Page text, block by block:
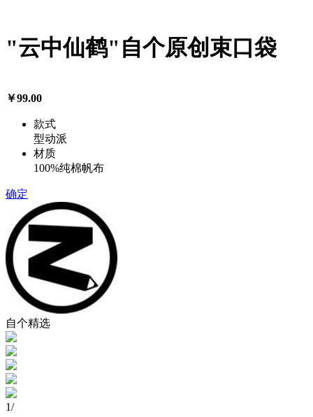
"云中仙鹤"自个原创束口袋
￥99.00
款式
型动派
材质
100%纯棉帆布
确定
自个精选
1/